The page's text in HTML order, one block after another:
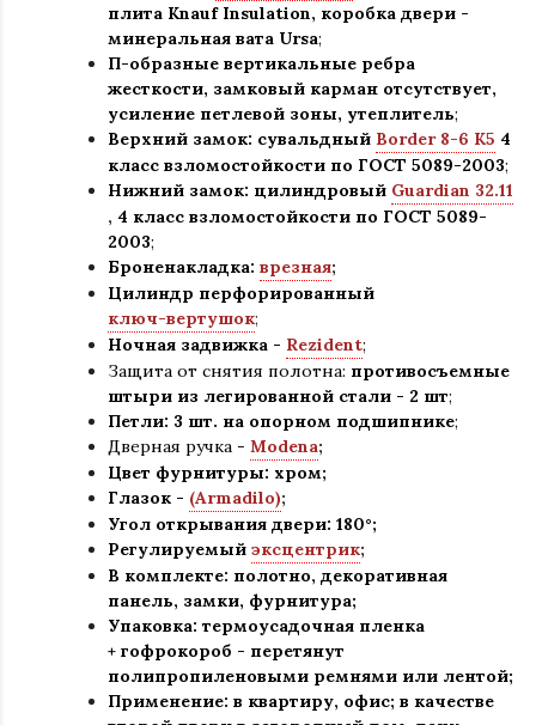
плита Knauf Insulation, коробка двери -
минеральная вата Ursa;
П-образные вертикальные ребра
жесткости, замковый карман отсутствует,
усиление петлевой зоны, утеплитель;
Верхний замок: сувальдный Border 8-6 K5 4
класс взломостойкости по ГОСТ 5089-2003;
Нижний замок: цилиндровый Guardian 32.11
, 4 класс взломостойкости по ГОСТ 5089-
2003;
Броненакладка: врезная;
Цилиндр перфорированный
ключ-вертушок;
Ночная задвижка - Rezident;
Защита от снятия полотна: противосъемные
штыри из легированной стали - 2 шт;
Петли: 3 шт. на опорном подшипнике;
Дверная ручка - Modena;
Цвет фурнитуры: хром;
Глазок - (Armadilo);
Угол открывания двери: 180°;
Регулируемый эксцентрик;
В комплекте: полотно, декоративная
панель, замки, фурнитура;
Упаковка: термоусадочная пленка
+ гофрокороб - перетянут
полипропиленовыми ремнями или лентой;
Применение: в квартиру, офис; в качестве